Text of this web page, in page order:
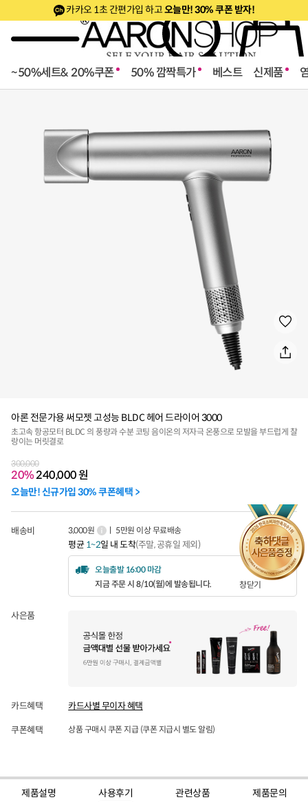
카카오 1초 간편가입 하고오늘만! 30% 쿠폰 받자!
~50%세트& 20%쿠폰 50% 깜짝특가 베스트 신제품
창닫기
아론 전문가용 써모젯 고성능 BLDC 헤어 드라이어 3000
초고속 항공모터 BLDC 의 풍량과 수분 코팅 음이온의 저자극 온풍으로 모발을 부드럽게 찰
랑이는 머릿결로
300,000
20%240,000원
오늘만! 신규가입 30% 쿠폰혜택 >
배송비 3,000원 ㅣ 5만원 이상 무료배송
평균1~2일 내 도착(주말, 공휴일 제외)
오늘출발 16:00 마감
지금 주문 시 8/10(월)에 발송됩니다.
사은품
카드혜택 카드사별 무이자 혜택
쿠폰혜택 상품 구매시 쿠폰 지급 (쿠폰 지급시 별도 알림)
제품설명
사용후기
관련상품 제품문의